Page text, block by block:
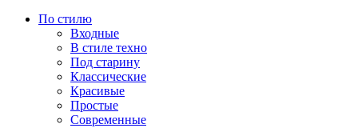
По стилю
Входные
В стиле техно
Под старину
Классические
Красивые
Простые
Современные